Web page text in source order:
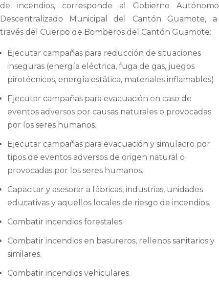
de incendios, corresponde al Gobierno Autónomo
Descentralizado Municipal del Cantón Guamote, a
través del Cuerpo de Bomberos del Cantón Guamote:
Ejecutar campañas para reducción de situaciones
inseguras (energía eléctrica, fuga de gas, juegos
pirotécnicos, energía estática, materiales inflamables).
Ejecutar campañas para evacuación en caso de
eventos adversos por causas naturales o provocadas
por los seres humanos.
Ejecutar campañas para evacuación y simulacro por
tipos de eventos adversos de origen natural o
provocadas por los seres humanos.
Capacitar y asesorar a fábricas, industrias, unidades
educativas y aquellos locales de riesgo de incendios.
Combatir incendios forestales.
Combatir incendios en basureros, rellenos sanitarios y
similares.
Combatir incendios vehiculares.